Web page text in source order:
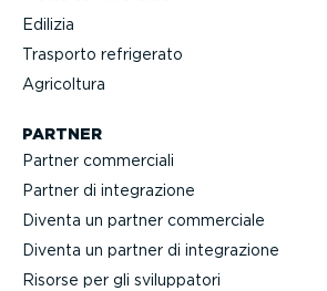
Edilizia
Trasporto refrigerato
Agricoltura
PARTNER
Partner commerciali
Partner di integra­zione
Diventa un partner commerciale
Diventa un partner di integra­zione
Risorse per gli svilup­patori